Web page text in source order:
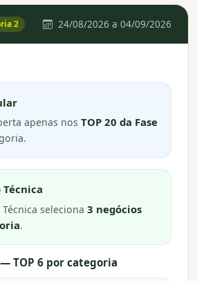
2 24/08/2026 a 04/09/2026
apenas nos TOP 20 da Fase
seleciona 3 negócios
.
TOP 6 por categoria